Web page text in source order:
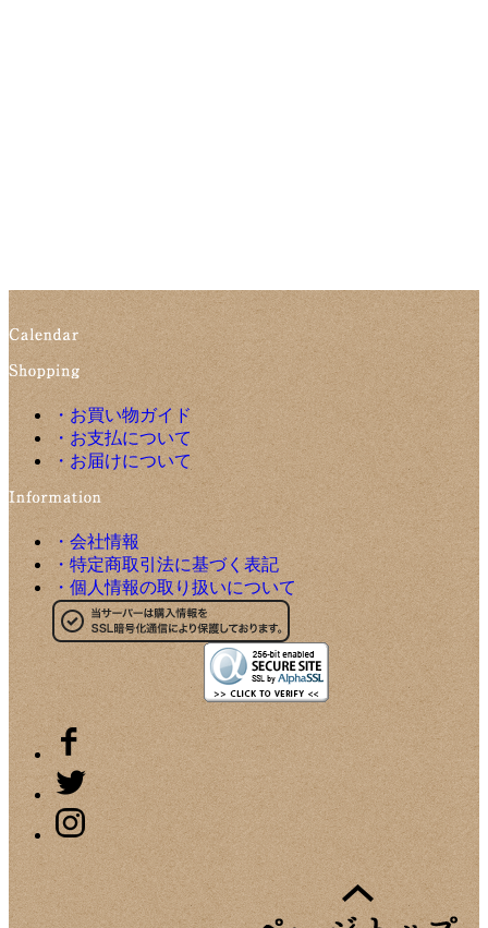
・お買い物ガイド
・お支払について
・お届けについて
・会社情報
・特定商取引法に基づく表記
・個人情報の取り扱いについて